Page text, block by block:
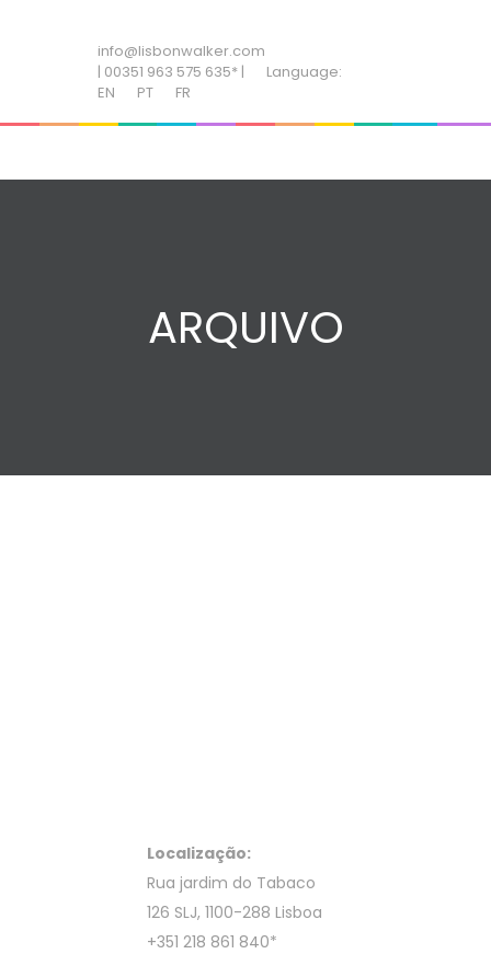
info@lisbonwalker.com
| 00351 963 575 635* |
Language:
EN
PT FR
ARQUIVO
Localização:
Rua jardim do Tabaco
126 SLJ, 1100-288 Lisboa
+351 218 861 840*